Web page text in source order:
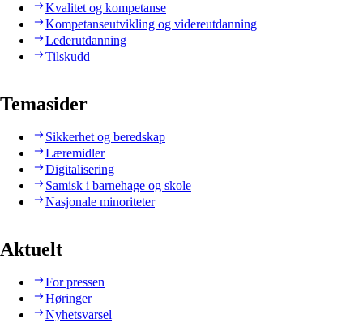
Kvalitet og kompetanse
Kompetanseutvikling og videreutdanning
Lederutdanning
Tilskudd
Temasider
Sikkerhet og beredskap
Læremidler
Digitalisering
Samisk i barnehage og skole
Nasjonale minoriteter
Aktuelt
For pressen
Høringer
Nyhetsvarsel